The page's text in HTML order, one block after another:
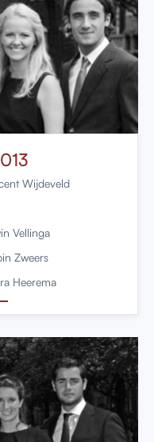
Wijdeveld
Vellinga
Zweers
Heerema